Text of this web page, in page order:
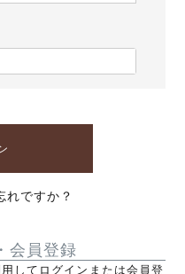
れですか？
会員登録
してログインまたは会員登